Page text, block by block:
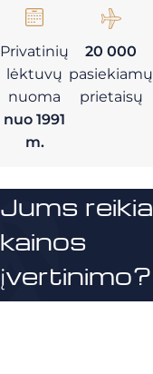
Privatinių
lėktuvų
nuoma
nuo 1991
m.
20 000
pasiekiamų
prietaisų
Jums reikia
kainos
įvertinimo?